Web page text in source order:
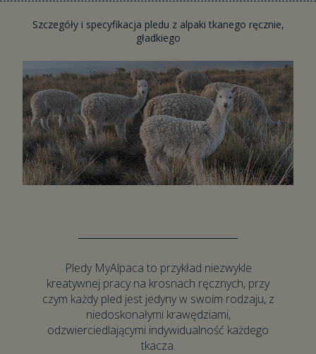
Szczegóły i specyfikacja pledu z alpaki tkanego ręcznie,
gładkiego
Pledy MyAlpaca to przykład niezwykle
kreatywnej pracy na krosnach ręcznych, przy
czym każdy pled jest jedyny w swoim rodzaju, z
niedoskonałymi krawędziami,
odzwierciedlającymi indywidualność każdego
tkacza.